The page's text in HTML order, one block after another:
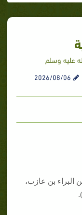
عليه وسلم
2026/08/06
البراء بن عازب،